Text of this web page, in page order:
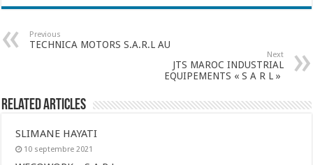
Previous
TECHNICA MOTORS S.A.R.L AU
Next
JTS MAROC INDUSTRIAL
EQUIPEMENTS « S A R L »
Related Articles
SLIMANE HAYATI
10 septembre 2021